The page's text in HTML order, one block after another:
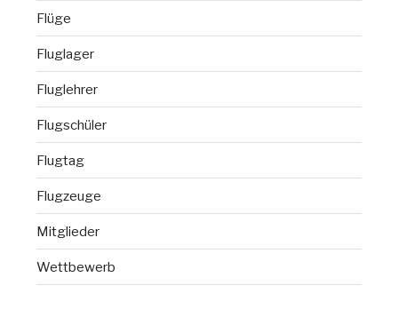
Flüge
Fluglager
Fluglehrer
Flugschüler
Flugtag
Flugzeuge
Mitglieder
Wettbewerb